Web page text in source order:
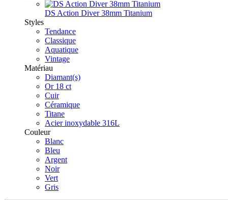
DS Action Diver 38mm Titanium
Styles
Tendance
Classique
Aquatique
Vintage
Matériau
Diamant(s)
Or 18 ct
Cuir
Céramique
Titane
Acier inoxydable 316L
Couleur
Blanc
Bleu
Argent
Noir
Vert
Gris